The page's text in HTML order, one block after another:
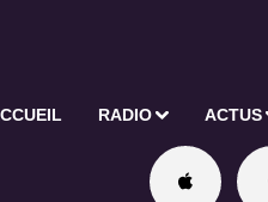
RADIO ACTUS